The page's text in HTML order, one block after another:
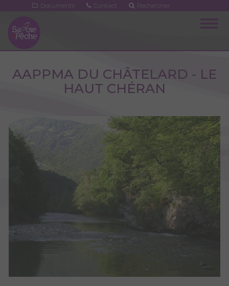
contenu
principal
Documents Contact Rechercher
AAPPMA DU CHÂTELARD - LE
HAUT CHÉRAN